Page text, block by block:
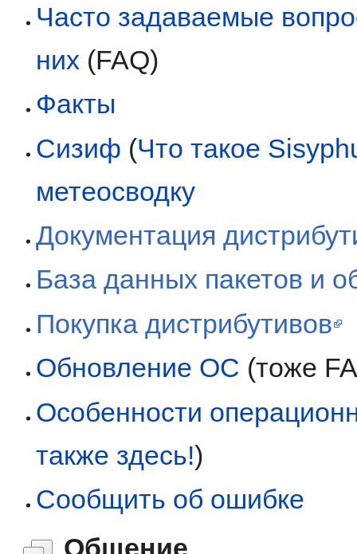
Часто задаваемые
них (FAQ)
Факты
Сизиф (Что такое
метеосводку
Документация
База данных пакетов и
Покупка дистрибутивов
Обновление ОС (тоже
Особенности
также здесь!)
Сообщить об ошибке
Общение